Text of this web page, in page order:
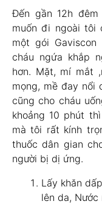
Đến gần 12h
muốn đi ngoài tôi
một gói
cháu ngứa khắp
hơn. Mặt, mí mắt
mọng, mề đay nổi
cũng cho cháu
khoảng 10 phút
mà tôi rất kính
thuốc dân gian
người bị dị ứng.
Lấy khăn
lên da,